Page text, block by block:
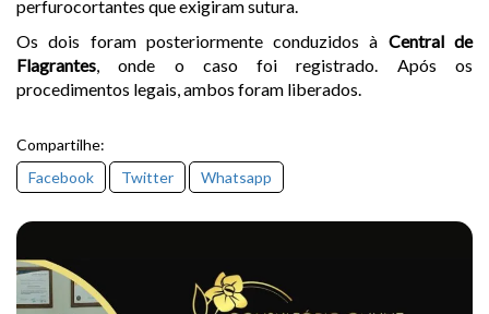
perfurocortantes que exigiram sutura.
Os dois foram posteriormente conduzidos à Central de
Flagrantes , onde o caso foi registrado. Após os
procedimentos legais, ambos foram liberados.
Compartilhe:
Facebook
Twitter Whatsapp